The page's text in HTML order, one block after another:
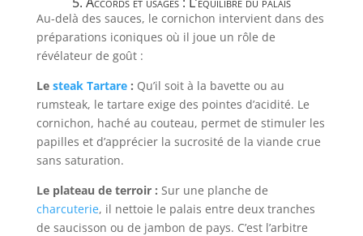
Au-delà des sauces, le cornichon intervient dans des
préparations iconiques où il joue un rôle de
révélateur de goût :
Le steak Tartare: Qu’il soit à la bavette ou au
rumsteak, le tartare exige des pointes d’acidité. Le
cornichon, haché au couteau, permet de stimuler les
papilles et d’apprécier la sucrosité de la viande crue
sans saturation.
Le plateau de terroir : Sur une planche de
charcuterie, il nettoie le palais entre deux tranches
de saucisson ou de jambon de pays. C’est l’arbitre